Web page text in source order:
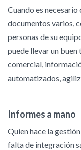
Cuando es necesario
documentos varios,
personas de su
puede llevar un
comercial,
automatizados,
Informes a mano
Quien hace la
falta de integración